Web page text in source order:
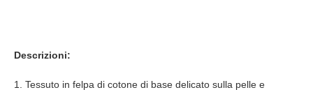
Descrizioni:
1. Tessuto in felpa di cotone di base delicato sulla pelle e